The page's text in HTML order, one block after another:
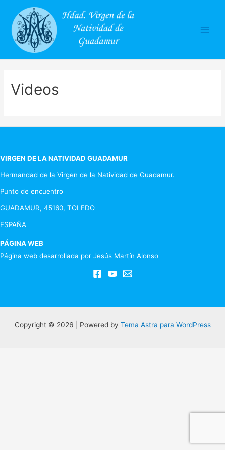
Videos
VIRGEN DE LA NATIVIDAD GUADAMUR
Hermandad de la Virgen de la Natividad de Guadamur.
Punto de encuentro
GUADAMUR, 45160, TOLEDO
ESPAÑA
PÁGINA WEB
Página web desarrollada por Jesús Martín Alonso
Copyright © 2026 | Powered by Tema Astra para WordPress